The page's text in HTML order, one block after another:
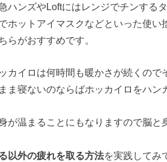
ハンズやLoftにはレンジでチンする
ホットアイマスクなどといった使
らがおすすめです。
カイロは何時間も暖かさが続くの
ま寝ないのならばホッカイロをハン
が温まることにもなりますので脳
以外の疲れを取る方法を実践してみ